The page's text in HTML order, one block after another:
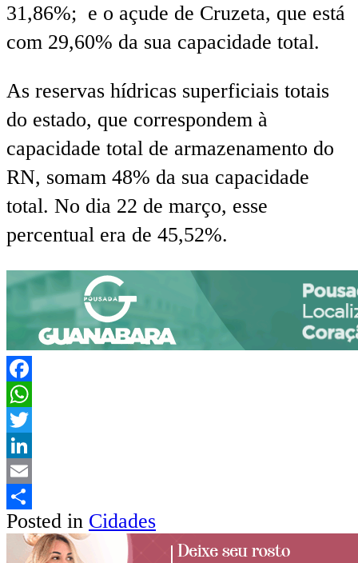
31,86%; e o açude de Cruzeta, que está
com 29,60% da sua capacidade total.
As reservas hídricas superficiais totais
do estado, que correspondem à
capacidade total de armazenamento do
RN, somam 48% da sua capacidade
total. No dia 22 de março, esse
percentual era de 45,52%.
Facebook
WhatsApp
Twitter
LinkedIn
Email
Share
Posted in Cidades